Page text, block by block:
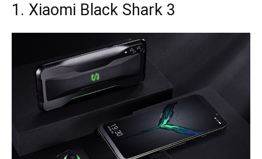
1. Xiaomi Black Shark 3